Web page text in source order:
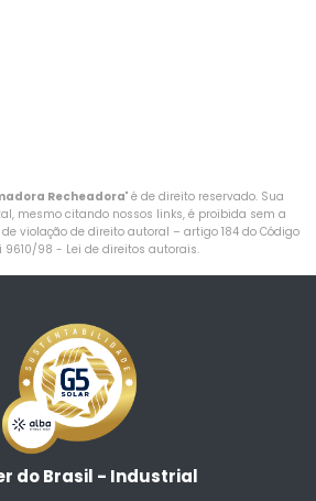
Recheadora" é de direito reservado. Sua
mesmo citando nossos links, é proibida sem a
violação de direito autoral – artigo 184 do Código
9610/98 - Lei de direitos autorais.
do Brasil - Industrial